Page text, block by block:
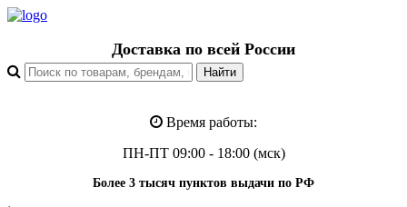
Доставка по всей России
Время работы:
ПН-ПТ 09:00 - 18:00 (мск)
Более 3 тысяч пунктов выдачи по РФ